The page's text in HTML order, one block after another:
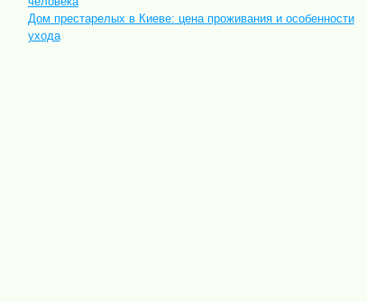
Дом престарелых в Киеве: цена проживания и особенности
ухода